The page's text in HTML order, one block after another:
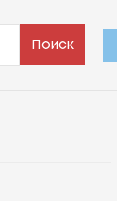
Поиск